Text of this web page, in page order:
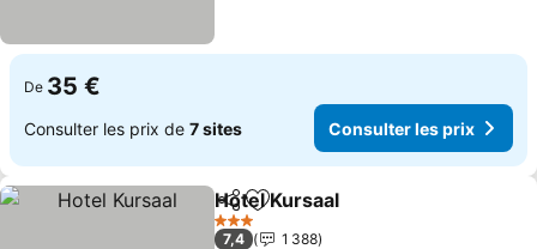
De 35 €
Consulter les prix de 7 sites Consulter les prix
PartagerAjouter à mes favoris
Hotel Kursaal
3 Étoiles
7,4
1 388